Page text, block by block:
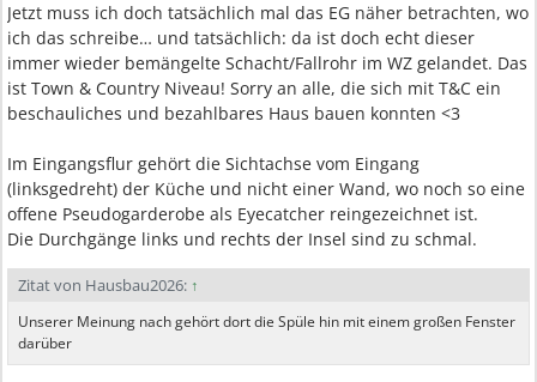
Jetzt muss ich doch tatsächlich mal das EG näher betrachten, wo
ich das schreibe… und tatsächlich: da ist doch echt dieser
immer wieder bemängelte Schacht/Fallrohr im WZ gelandet. Das
ist Town & Country Niveau! Sorry an alle, die sich mit T&C ein
beschauliches und bezahlbares Haus bauen konnten <3
Im Eingangsflur gehört die Sichtachse vom Eingang
(linksgedreht) der Küche und nicht einer Wand, wo noch so eine
offene Pseudogarderobe als Eyecatcher reingezeichnet ist.
Die Durchgänge links und rechts der Insel sind zu schmal.
Zitat von Hausbau2026: ↑
Unserer Meinung nach gehört dort die Spüle hin mit einem großen Fenster
darüber